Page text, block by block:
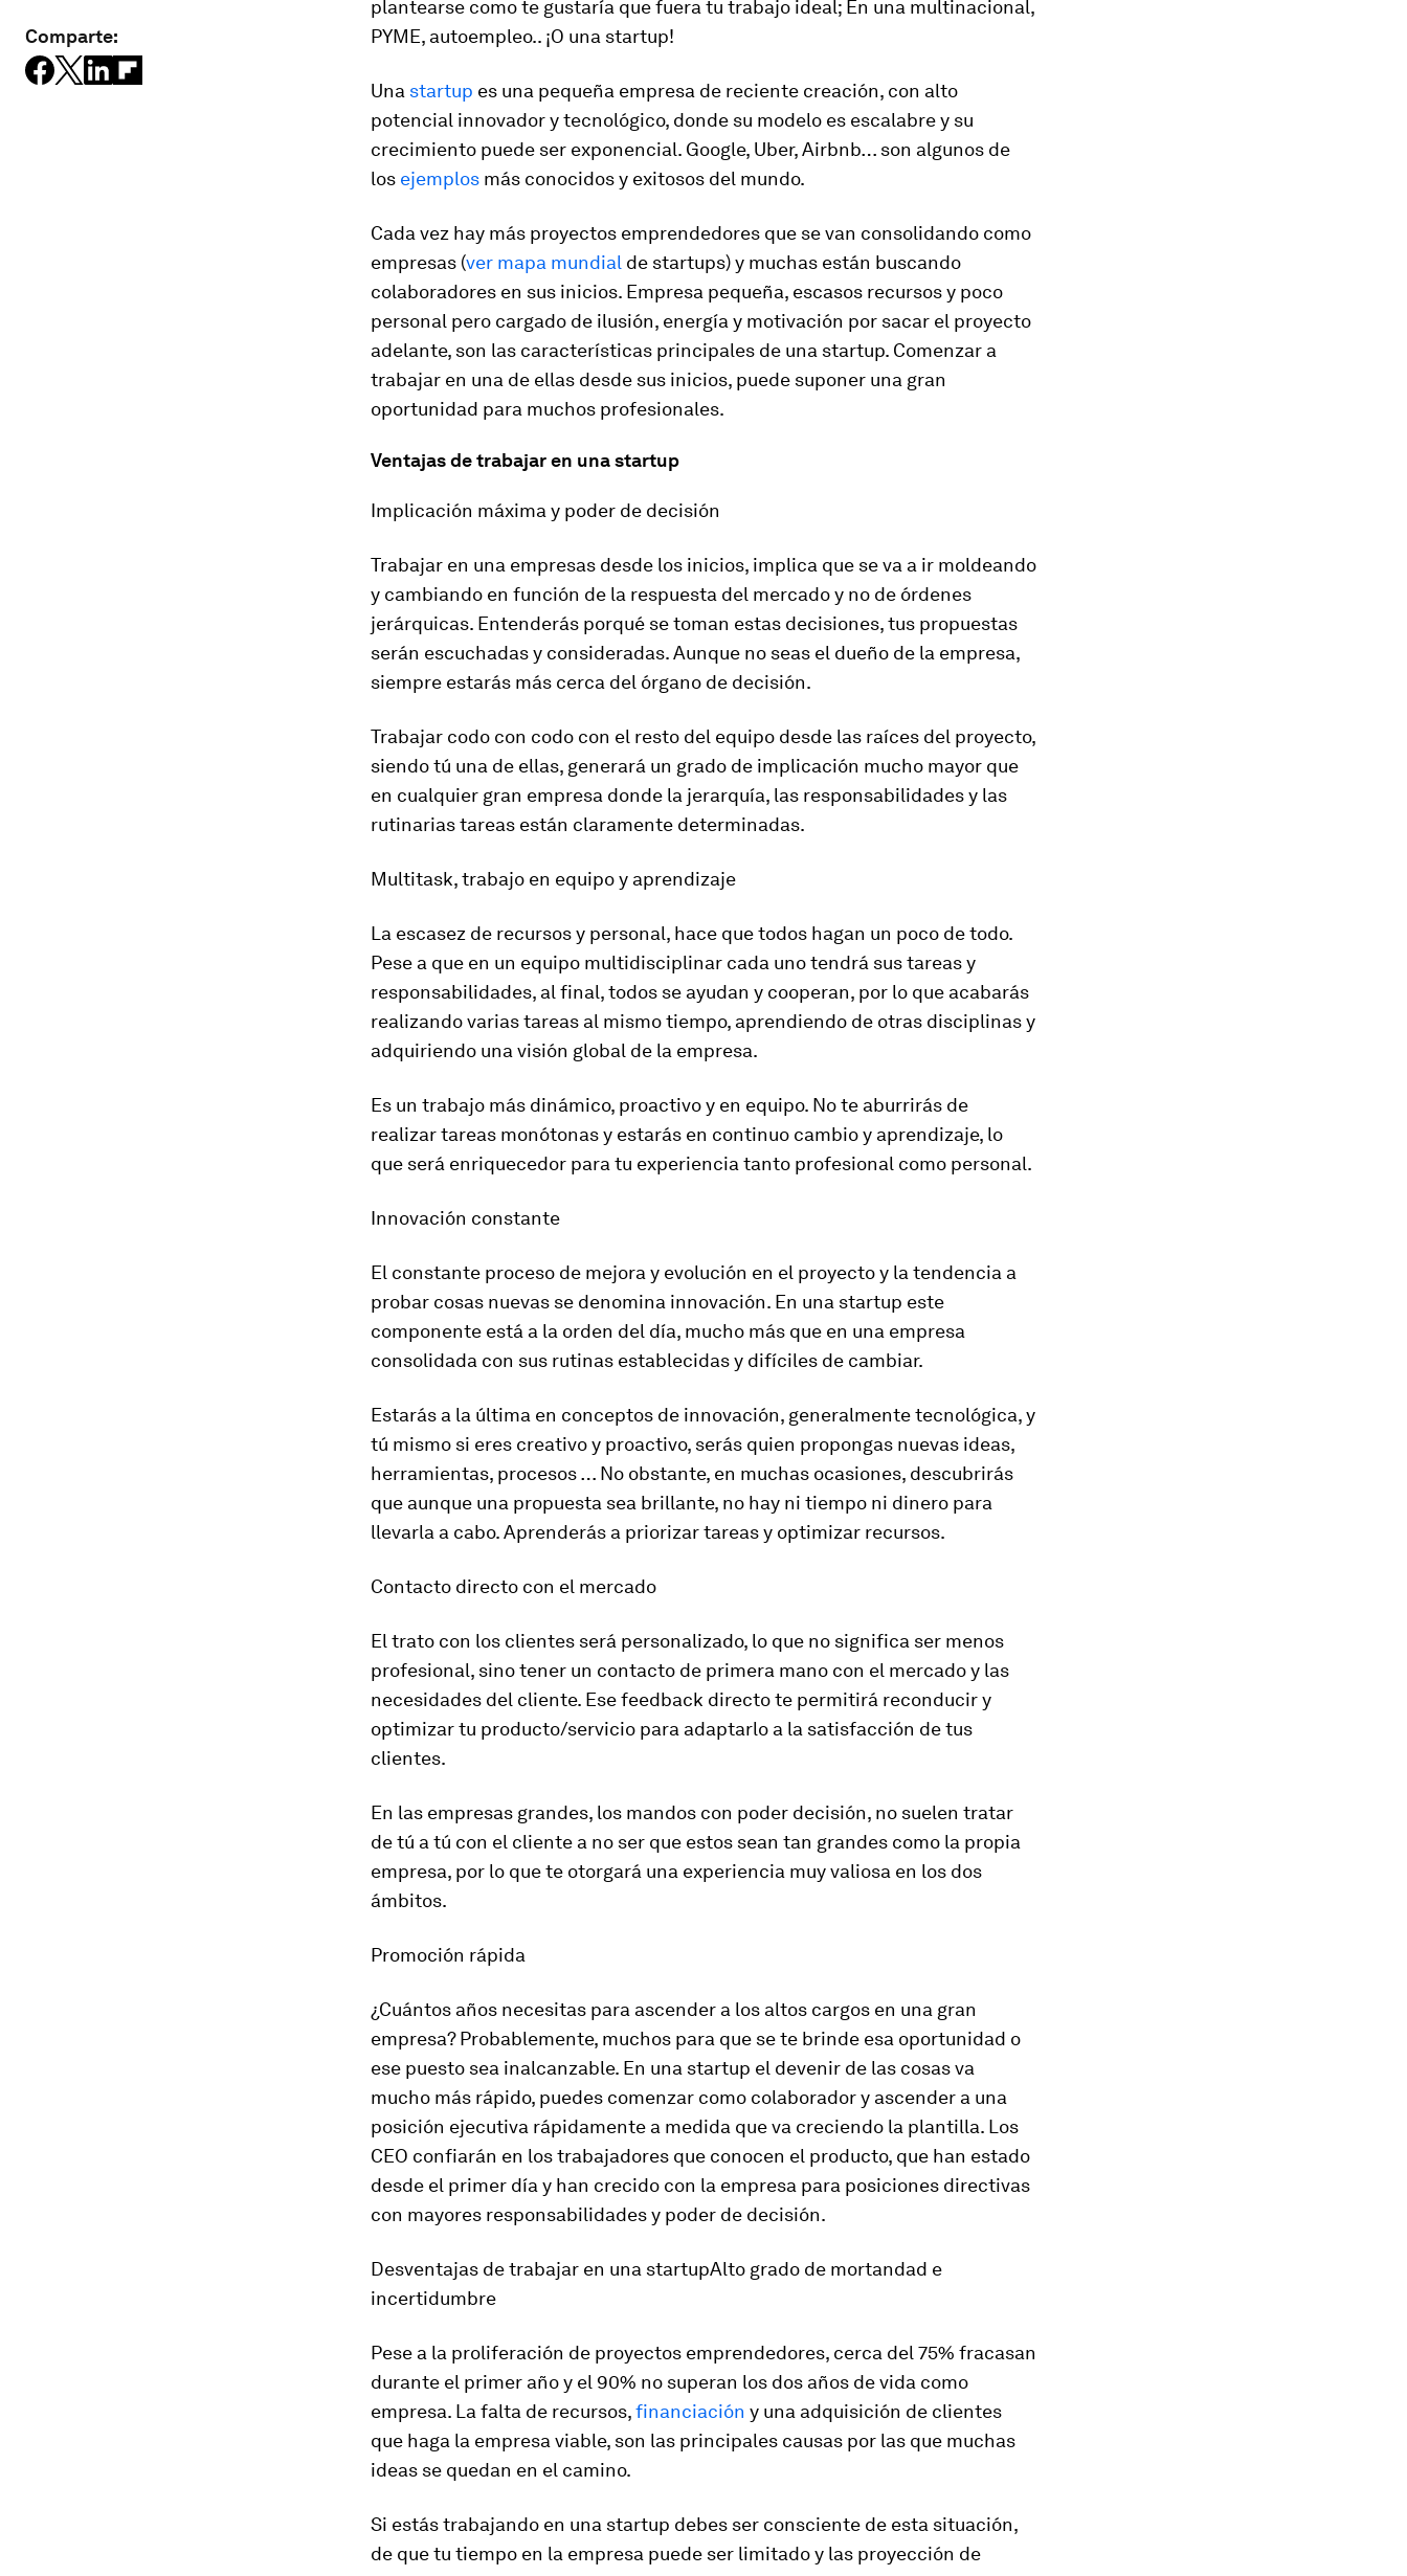
Comparte:
plantearse como te gustaría que fuera tu trabajo ideal; En una multinacional,
PYME, autoempleo.. ¡O una startup!
Una startup es una pequeña empresa de reciente creación, con alto
potencial innovador y tecnológico, donde su modelo es escalabre y su
crecimiento puede ser exponencial. Google, Uber, Airbnb… son algunos de
los ejemplos más conocidos y exitosos del mundo.
Cada vez hay más proyectos emprendedores que se van consolidando como
empresas (ver mapa mundial de startups) y muchas están buscando
colaboradores en sus inicios. Empresa pequeña, escasos recursos y poco
personal pero cargado de ilusión, energía y motivación por sacar el proyecto
adelante, son las características principales de una startup. Comenzar a
trabajar en una de ellas desde sus inicios, puede suponer una gran
oportunidad para muchos profesionales.
Ventajas de trabajar en una startup
Implicación máxima y poder de decisión
Trabajar en una empresas desde los inicios, implica que se va a ir moldeando
y cambiando en función de la respuesta del mercado y no de órdenes
jerárquicas. Entenderás porqué se toman estas decisiones, tus propuestas
serán escuchadas y consideradas. Aunque no seas el dueño de la empresa,
siempre estarás más cerca del órgano de decisión.
Trabajar codo con codo con el resto del equipo desde las raíces del proyecto,
siendo tú una de ellas, generará un grado de implicación mucho mayor que
en cualquier gran empresa donde la jerarquía, las responsabilidades y las
rutinarias tareas están claramente determinadas.
Multitask, trabajo en equipo y aprendizaje
La escasez de recursos y personal, hace que todos hagan un poco de todo.
Pese a que en un equipo multidisciplinar cada uno tendrá sus tareas y
responsabilidades, al final, todos se ayudan y cooperan, por lo que acabarás
realizando varias tareas al mismo tiempo, aprendiendo de otras disciplinas y
adquiriendo una visión global de la empresa.
Es un trabajo más dinámico, proactivo y en equipo. No te aburrirás de
realizar tareas monótonas y estarás en continuo cambio y aprendizaje, lo
que será enriquecedor para tu experiencia tanto profesional como personal.
Innovación constante
El constante proceso de mejora y evolución en el proyecto y la tendencia a
probar cosas nuevas se denomina innovación. En una startup este
componente está a la orden del día, mucho más que en una empresa
consolidada con sus rutinas establecidas y difíciles de cambiar.
Estarás a la última en conceptos de innovación, generalmente tecnológica, y
tú mismo si eres creativo y proactivo, serás quien propongas nuevas ideas,
herramientas, procesos … No obstante, en muchas ocasiones, descubrirás
que aunque una propuesta sea brillante, no hay ni tiempo ni dinero para
llevarla a cabo. Aprenderás a priorizar tareas y optimizar recursos.
Contacto directo con el mercado
El trato con los clientes será personalizado, lo que no significa ser menos
profesional, sino tener un contacto de primera mano con el mercado y las
necesidades del cliente. Esefeedback directo te permitirá reconducir y
optimizar tu producto/servicio para adaptarlo a la satisfacción de tus
clientes.
En las empresas grandes, los mandos con poder decisión, no suelen tratar
de tú a tú con el cliente a no ser que estos sean tan grandes como la propia
empresa, por lo que te otorgará una experiencia muy valiosa en los dos
ámbitos.
Promoción rápida
¿Cuántos años necesitas para ascender a los altos cargos en una gran
empresa? Probablemente, muchos para que se te brinde esa oportunidad o
ese puesto sea inalcanzable. En una startup el devenir de las cosas va
mucho más rápido, puedes comenzar como colaborador y ascender a una
posición ejecutiva rápidamente a medida que va creciendo la plantilla. Los
CEO confiarán en los trabajadores que conocen el producto, que han estado
desde el primer día y han crecido con la empresa para posiciones directivas
con mayores responsabilidades y poder de decisión.
Desventajas de trabajar en una startupAlto grado de mortandad e
incertidumbre
Pese a la proliferación de proyectos emprendedores, cerca del 75% fracasan
durante el primer año y el 90% no superan los dos años de vida como
empresa. La falta de recursos,financiación y una adquisición de clientes
que haga la empresa viable, son las principales causas por las que muchas
ideas se quedan en el camino.
Si estás trabajando en una startup debes ser consciente de esta situación,
de que tu tiempo en la empresa puede ser limitado y las proyección de